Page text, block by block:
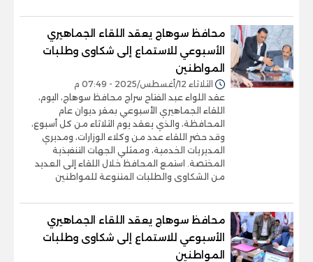
محافظ سوهاج يعقد اللقاء الجماهيري
الأسبوعي للاستماع إلى شكاوى وطلبات
المواطنين
الثلاثاء 12/أغسطس/2025 - 07:49 م
عقد اللواء عبد الفتاح سراج محافظ سوهاج، اليوم،
اللقاء الجماهيري الأسبوعي بمقر ديوان عام
المحافظة، والذي يعقد يوم الثلاثاء من كل أسبوع،
وقد حضر اللقاء عدد من وكلاء الوزارات، ومديري
المديريات الخدمية، وممثلي الجهات التنفيذية
المختصة. استمع المحافظ خلال اللقاء إلى العديد
من الشكاوى والطلبات المتنوعة للمواطنين
محافظ سوهاج يعقد اللقاء الجماهيري
الأسبوعي للاستماع إلى شكاوى وطلبات
المواطنين